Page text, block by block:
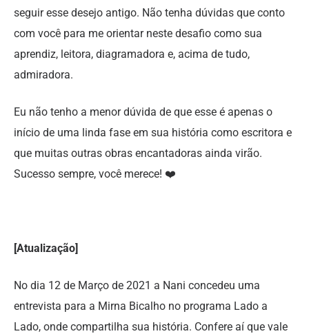
seguir esse desejo antigo. Não tenha dúvidas que conto
com você para me orientar neste desafio como sua
aprendiz, leitora, diagramadora e, acima de tudo,
admiradora.
Eu não tenho a menor dúvida de que esse é apenas o
início de uma linda fase em sua história como escritora e
que muitas outras obras encantadoras ainda virão.
Sucesso sempre, você merece! ❤️
[Atualização]
No dia 12 de Março de 2021 a Nani concedeu uma
entrevista para a Mirna Bicalho no programa Lado a
Lado, onde compartilha sua história. Confere aí que vale